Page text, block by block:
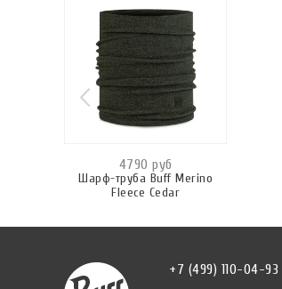
4790 руб
Шарф-труба Buff Merino
Fleece Cedar
+7 (499) 110-04-93